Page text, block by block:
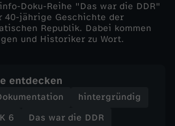
Doku-Reihe "Das war die DDR"
40-jährige Geschichte der
Republik. Dabei kommen
und Historiker zu Wort.
entdecken
hintergründig
6 Das war die DDR